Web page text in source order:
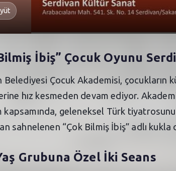
İbiş” Çocuk Oyunu
Belediyesi Çocuk Akademisi,
hız kesmeden devam ediyor.
kapsamında, geleneksel Türk
sahnelenen “Çok Bilmiş İbiş” adlı
Grubuna Özel İki Seans